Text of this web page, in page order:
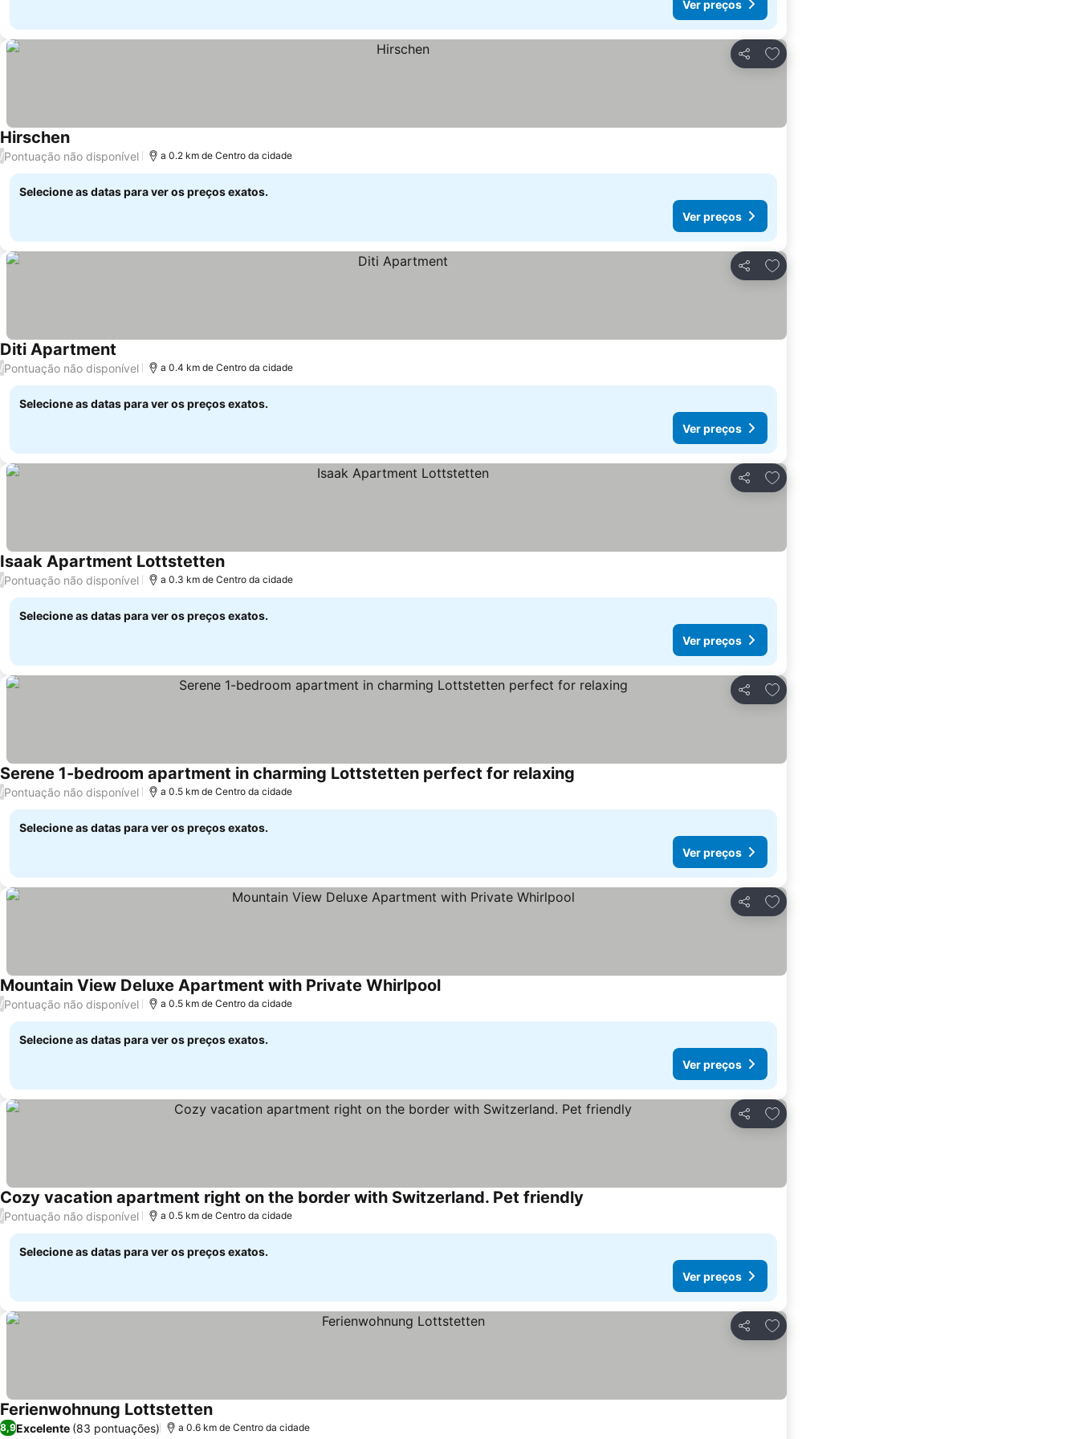
Ver preços
Partilhar
Adicionar aos favoritos
Hirschen
/Pontuação não disponível a 0.2 km de Centro da cidade
Selecione as datas para ver os preços exatos.
Ver preços
Partilhar
Adicionar aos favoritos
Diti Apartment
/Pontuação não disponível a 0.4 km de Centro da cidade
Selecione as datas para ver os preços exatos.
Ver preços
Partilhar
Adicionar aos favoritos
Isaak Apartment Lottstetten
/Pontuação não disponível a 0.3 km de Centro da cidade
Selecione as datas para ver os preços exatos.
Ver preços
Partilhar
Adicionar aos favoritos
Serene 1-bedroom apartment in charming Lottstetten perfect for relaxing
/Pontuação não disponível a 0.5 km de Centro da cidade
Selecione as datas para ver os preços exatos.
Ver preços
Partilhar
Adicionar aos favoritos
Mountain View Deluxe Apartment with Private Whirlpool
/Pontuação não disponível a 0.5 km de Centro da cidade
Selecione as datas para ver os preços exatos.
Ver preços
Partilhar
Adicionar aos favoritos
Cozy vacation apartment right on the border with Switzerland. Pet friendly
/Pontuação não disponível a 0.5 km de Centro da cidade
Selecione as datas para ver os preços exatos.
Ver preços
Partilhar
Adicionar aos favoritos
Ferienwohnung Lottstetten
8,9Excelente (83 pontuações) a 0.6 km de Centro da cidade